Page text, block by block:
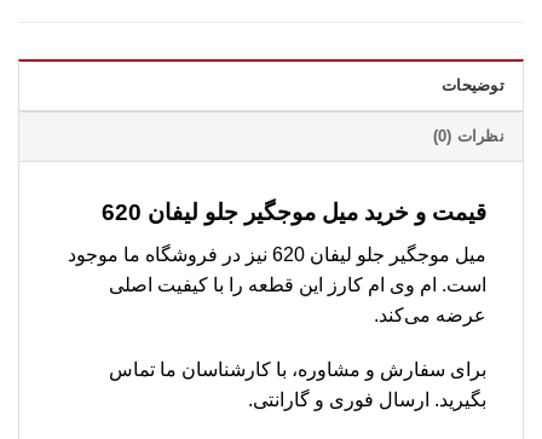
توضیحات
نظرات (0)
قیمت و خرید میل موجگیر جلو لیفان 620
میل موجگیر جلو لیفان 620 نیز در فروشگاه ما موجود
است. ام وی ام کارز این قطعه را با کیفیت اصلی
عرضه می‌کند.
برای سفارش و مشاوره، با کارشناسان ما تماس
بگیرید. ارسال فوری و گارانتی.